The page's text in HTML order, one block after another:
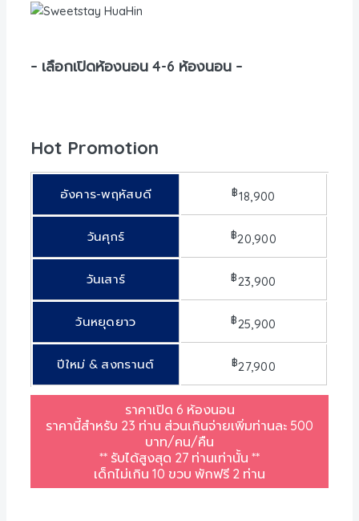
– เลือกเปิดห้องนอน 4-6 ห้องนอน –
Hot Promotion
อังคาร-พฤหัสบดี ฿18,900
วันศุกร์ ฿20,900
วันเสาร์ ฿23,900
วันหยุดยาว ฿25,900
ปีใหม่ & สงกรานต์ ฿27,900
ราคาเปิด 6 ห้องนอน
ราคานี้สำหรับ 23 ท่าน ส่วนเกินจ่ายเพิ่มท่านละ 500
บาท/คน/คืน
** รับได้สูงสุด 27 ท่านเท่านั้น **
เด็กไม่เกิน 10 ขวบ พักฟรี 2 ท่าน